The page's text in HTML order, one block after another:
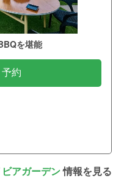
を堪能
約
ビアガーデン情報を見る